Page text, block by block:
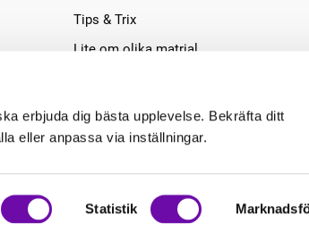
erbjuda dig bästa upplevelse. Bekräfta ditt
eller anpassa via inställningar.
Statistik
Tips & Trix
Lite om olika matrial